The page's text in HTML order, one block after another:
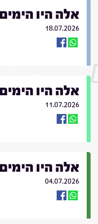
אלה היו הימים -
18.07.2026
אלה היו הימים -
11.07.2026
אלה היו הימים -
04.07.2026